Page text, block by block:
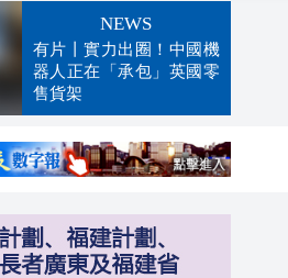
NEWS
有片丨實力出圈！中國機
器人正在「承包」英國零
售貨架